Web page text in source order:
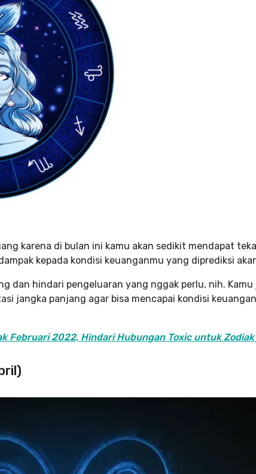
karena di bulan ini kamu akan sedikit mendapat
kepada kondisi keuanganmu yang diprediksi
dan hindari pengeluaran yang nggak perlu, nih.
jangka panjang agar bisa mencapai kondisi
Februari 2022, Hindari Hubungan Toxic untuk